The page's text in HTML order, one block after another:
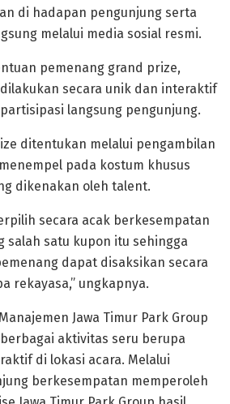
di hadapan pengunjung serta
melalui media sosial resmi.
pemenang grand prize,
secara unik dan interaktif
langsung pengunjung.
ditentukan melalui pengambilan
pada kostum khusus
dikenakan oleh talent.
secara acak berkesempatan
salah satu kupon itu sehingga
dapat disaksikan secara
rekayasa,” ungkapnya.
Jawa Timur Park Group
aktivitas seru berupa
di lokasi acara. Melalui
berkesempatan memperoleh